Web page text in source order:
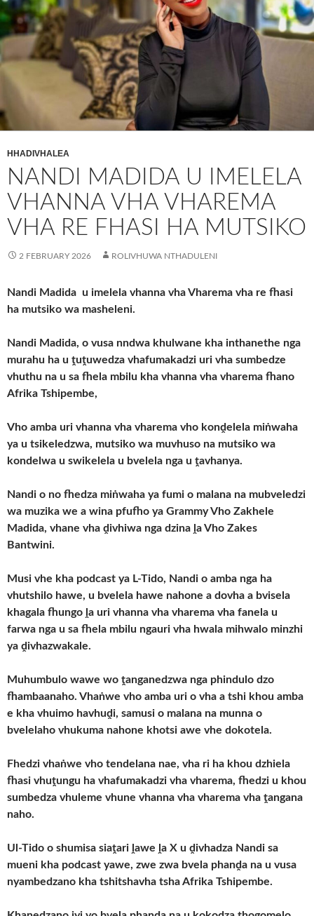
HHADIVHALEA
NANDI MADIDA U IMELELA
VHANNA VHA VHAREMA
VHA RE FHASI HA MUTSIKO
2 FEBRUARY 2026 ROLIVHUWA NTHADULENI
Nandi Madida u imelela vhanna vha Vharema vha re fhasi
ha mutsiko wa masheleni.
Nandi Madida, o vusa nndwa khulwane kha inthanethe nga
murahu ha u ṱuṱuwedza vhafumakadzi uri vha sumbedze
vhuthu na u sa fhela mbilu kha vhanna vha vharema fhano
Afrika Tshipembe,
Vho amba uri vhanna vha vharema vho konḓelela miṅwaha
ya u tsikeledzwa, mutsiko wa muvhuso na mutsiko wa
kondelwa u swikelela u bvelela nga u ṱavhanya.
Nandi o no fhedza miṅwaha ya fumi o malana na mubveledzi
wa muzika we a wina pfufho ya Grammy Vho Zakhele
Madida, vhane vha ḓivhiwa nga dzina ḽa Vho ​​Zakes
Bantwini.
Musi vhe kha podcast ya L-Tido, Nandi o amba nga ha
vhutshilo hawe, u bvelela hawe nahone a dovha a bvisela
khagala fhungo ḽa uri vhanna vha vharema vha fanela u
farwa nga u sa fhela mbilu ngauri vha hwala mihwalo minzhi
ya ḓivhazwakale.
Muhumbulo wawe wo ṱanganedzwa nga phindulo dzo
fhambaanaho. Vhaṅwe vho amba uri o vha a tshi khou amba
e kha vhuimo havhuḓi, samusi o malana na munna o
bvelelaho vhukuma nahone khotsi awe vhe dokotela.
Fhedzi vhaṅwe vho tendelana nae, vha ri ha khou dzhiela
fhasi vhuṱungu ha vhafumakadzi vha vharema, fhedzi u khou
sumbedza vhuleme vhune vhanna vha vharema vha ṱangana
naho.
Ul-Tido o shumisa siaṱari ḽawe ḽa X u ḓivhadza Nandi sa
mueni kha podcast yawe, zwe zwa bvela phanḓa na u vusa
nyambedzano kha tshitshavha tsha Afrika Tshipembe.